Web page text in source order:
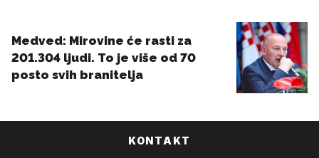
KONTAKT